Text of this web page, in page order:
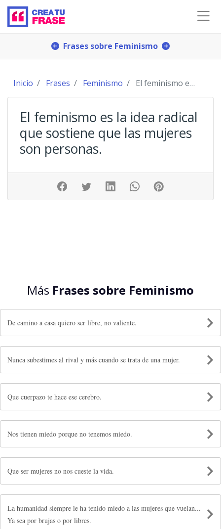
Frases sobre Feminismo
Inicio Frases Feminismo El feminismo es la idea radical que sostiene que l
El feminismo es la idea radical
que sostiene que las mujeres
son personas.
Más Frases sobre Feminismo
De camino a casa quiero ser libre, no valiente.
Nunca subestimes al rival y más cuando se trata de una mujer.
Que cuerpazo te hace ese cerebro.
Nos tienen miedo porque no tenemos miedo.
Que ser mujeres no nos cueste la vida.
La humanidad siempre le ha tenido miedo a las mujeres que vuelan...
Ya sea por brujas o por libres.